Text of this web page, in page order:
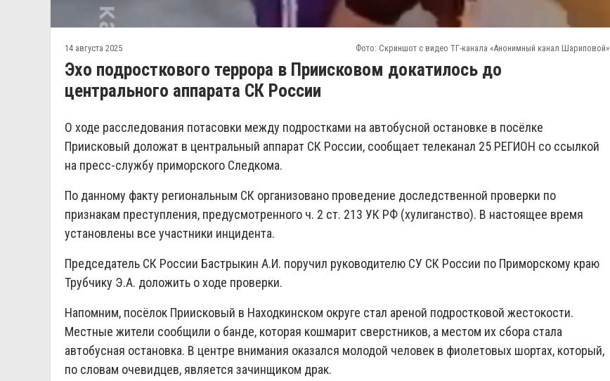
14 августа 2025 Фото: Скриншот с видео ТГ-канала «Анонимный канал Шариповой»
Эхо подросткового террора в Приисковом докатилось до
центрального аппарата СК России
О ходе расследования потасовки между подростками на автобусной остановке в посёлке
Приисковый доложат в центральный аппарат СК России, сообщает телеканал 25 РЕГИОН со ссылкой
на пресс-службу приморского Следкома.
По данному факту региональным СК организовано проведение доследственной проверки по
признакам преступления, предусмотренного ч. 2 ст. 213 УК РФ (хулиганство). В настоящее время
установлены все участники инцидента.
Председатель СК России Бастрыкин А.И. поручил руководителю СУ СК России по Приморскому краю
Трубчику Э.А. доложить о ходе проверки.
Напомним, посёлок Приисковый в Находкинском округе стал ареной подростковой жестокости.
Местные жители сообщили о банде, которая кошмарит сверстников, а местом их сбора стала
автобусная остановка. В центре внимания оказался молодой человек в фиолетовых шортах, который,
по словам очевидцев, является зачинщиком драк.